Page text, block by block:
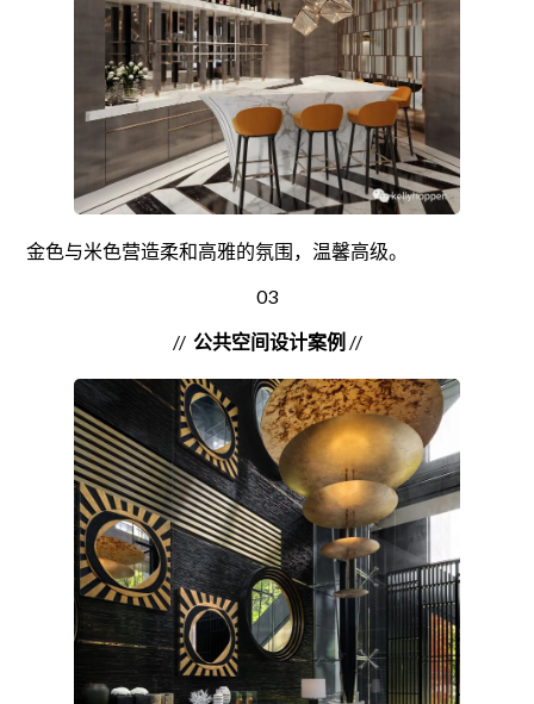
金色与米色营造柔和高雅的氛围，温馨高级。
03
// 公共空间设计案例 //